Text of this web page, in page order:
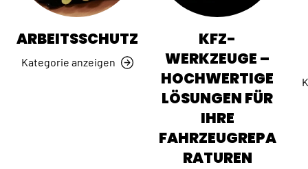
ARBEITSSCHUTZ
Kategorie anzeigen
KFZ-
WERKZEUGE –
HOCHWERTIGE
LÖSUNGEN FÜR
IHRE
FAHRZEUGREPA
RATUREN